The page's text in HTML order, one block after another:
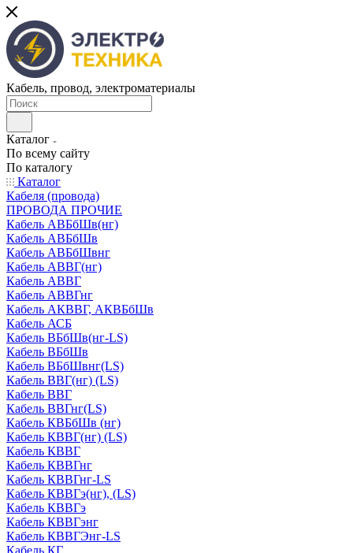
Кабель, провод, электроматериалы
Каталог
По всему сайту
По каталогу
Каталог
Кабеля (провода)
ПРОВОДА ПРОЧИЕ
Кабель АВБбШв(нг)
Кабель АВБбШв
Кабель АВБбШвнг
Кабель АВВГ(нг)
Кабель АВВГ
Кабель АВВГнг
Кабель АКВВГ, АКВБбШв
Кабель АСБ
Кабель ВБбШв(нг-LS)
Кабель ВБбШв
Кабель ВБбШвнг(LS)
Кабель ВВГ(нг) (LS)
Кабель ВВГ
Кабель ВВГнг(LS)
Кабель КВБбШв (нг)
Кабель КВВГ(нг) (LS)
Кабель КВВГ
Кабель КВВГнг
Кабель КВВГнг-LS
Кабель КВВГэ(нг), (LS)
Кабель КВВГэ
Кабель КВВГэнг
Кабель КВВГЭнг-LS
Кабель КГ